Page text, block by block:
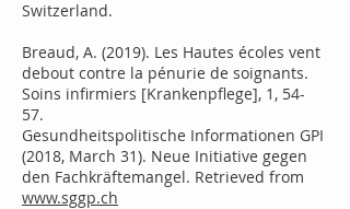
Switzerland.
Breaud, A. (2019). Les Hautes écoles vent
debout contre la pénurie de soignants.
Soins infirmiers [Krankenpflege], 1, 54-
57.
Gesundheitspolitische Informationen GPI
(2018, March 31). Neue Initiative gegen
den Fachkräftemangel. Retrieved from
www.sggp.ch